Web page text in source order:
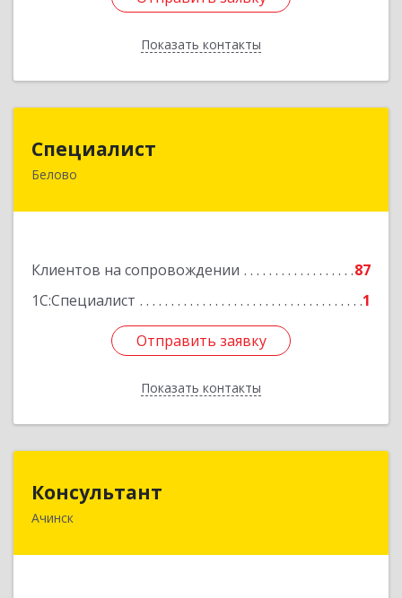
Показать контакты
Назад
Специалист
Белово
Клиентов на сопровождении
87
1С:Специалист
1
Отправить заявку
Показать контакты
Кемеровская обл, Белово г, Ленина ул, дом №
Отправить заявку
Назад
Консультант
Ачинск662159, Красноярский край, Ачинск г, Юго-